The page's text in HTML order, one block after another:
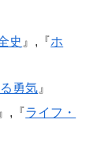
史 』,『ホ
勇気 』
』,『ライフ・